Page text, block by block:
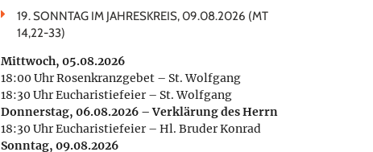
19. SONNTAG IM JAHRESKREIS, 09.08.2026 (MT
14,22-33)
Mittwoch, 05.08.2026
18:00 Uhr Rosenkranzgebet – St. Wolfgang
18:30 Uhr Eucharistiefeier – St. Wolfgang
Donnerstag, 06.08.2026 – Verklärung des Herrn
18:30 Uhr Eucharistiefeier – Hl. Bruder Konrad
Sonntag, 09.08.2026